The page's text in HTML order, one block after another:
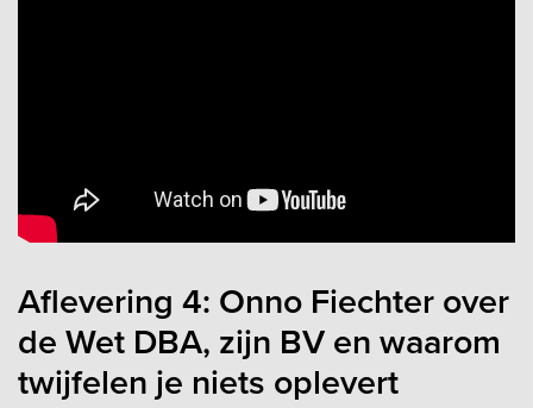
Aflevering 4: Onno Fiechter over
de Wet DBA, zijn BV en waarom
twijfelen je niets oplevert